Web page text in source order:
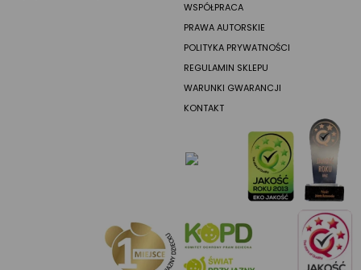
WSPÓŁPRACA
PRAWA AUTORSKIE
POLITYKA PRYWATNOŚCI
REGULAMIN SKLEPU
WARUNKI GWARANCJI
KONTAKT